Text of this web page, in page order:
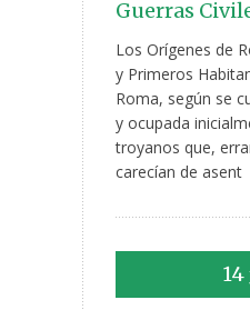
Guerras
Los Orígenes de
y Primeros
Roma, según se
y ocupada
troyanos que,
carecían de asent
14